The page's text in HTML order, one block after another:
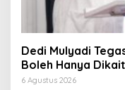
Dedi Mulyadi
Boleh Hanya
6 Agustus 2026